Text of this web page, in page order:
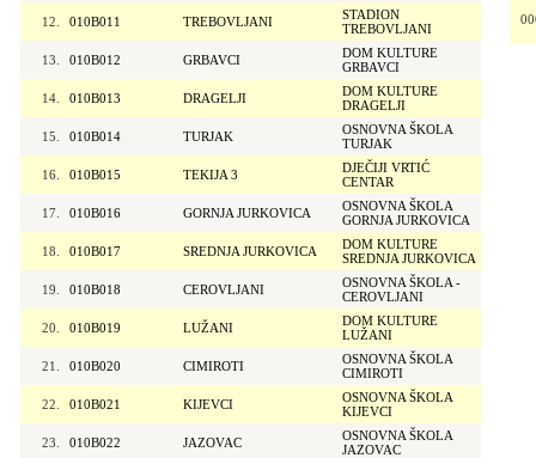
12. 010B011 TREBOVLJANI
STADION
TREBOVLJANI
13. 010B012 GRBAVCI
DOM KULTURE
GRBAVCI
14. 010B013 DRAGELJI
DOM KULTURE
DRAGELJI
15. 010B014 TURJAK
OSNOVNA ŠKOLA
TURJAK
16. 010B015 TEKIJA 3
DJEČIJI VRTIĆ
CENTAR
17. 010B016 GORNJA JURKOVICA
OSNOVNA ŠKOLA
GORNJA JURKOVICA
18. 010B017 SREDNJA JURKOVICA
DOM KULTURE
SREDNJA JURKOVICA
19. 010B018 CEROVLJANI
OSNOVNA ŠKOLA -
CEROVLJANI
20. 010B019 LUŽANI
DOM KULTURE
LUŽANI
21. 010B020 CIMIROTI
OSNOVNA ŠKOLA
CIMIROTI
22. 010B021 KIJEVCI
OSNOVNA ŠKOLA
KIJEVCI
23. 010B022 JAZOVAC
OSNOVNA ŠKOLA
JAZOVAC